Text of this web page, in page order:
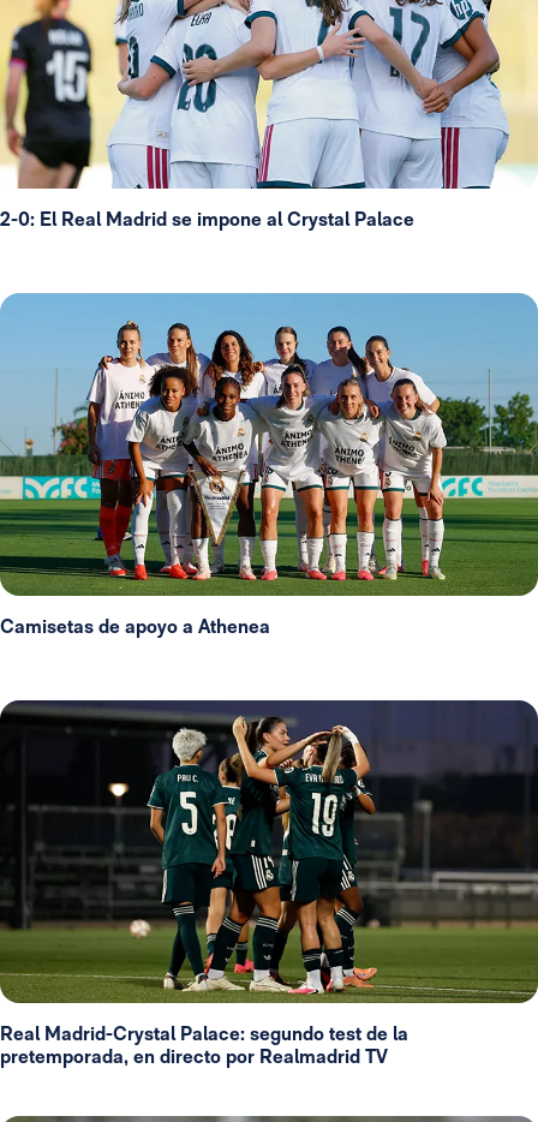
2-0: El Real Madrid se impone al Crystal Palace
Camisetas de apoyo a Athenea
Real Madrid-Crystal Palace: segundo test de la
pretemporada, en directo por Realmadrid TV